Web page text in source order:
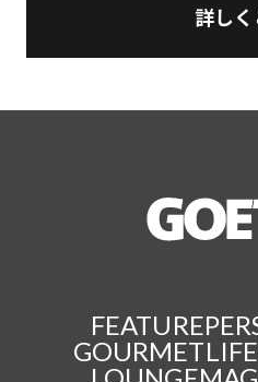
詳し
FEATURE
GOURMET